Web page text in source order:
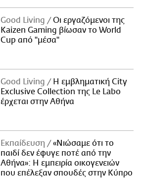
Good Living
Οι εργαζόμενοι της
Kaizen Gaming βίωσαν το World
Cup από "μέσα"
Good Living
Η εμβληματική City
Exclusive Collection της Le Labo
έρχεται στην Αθήνα
Εκπαίδευση
«Νιώσαμε ότι το
παιδί δεν έφυγε ποτέ από την
Αθήνα»: Η εμπειρία οικογενειών
που επέλεξαν σπουδές στην Κύπρο